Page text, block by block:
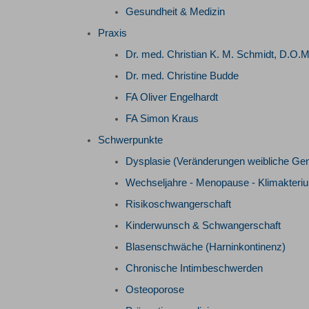
Gesundheit & Medizin
Praxis
Dr. med. Christian K. M. Schmidt,
Dr. med. Christine Budde
FA Oliver Engelhardt
FA Simon Kraus
Schwerpunkte
Dysplasie (Veränderungen weibliche
Wechseljahre - Menopause -
Risikoschwangerschaft
Kinderwunsch & Schwangerschaft
Blasenschwäche (Harninkontinenz)
Chronische Intimbeschwerden
Osteoporose